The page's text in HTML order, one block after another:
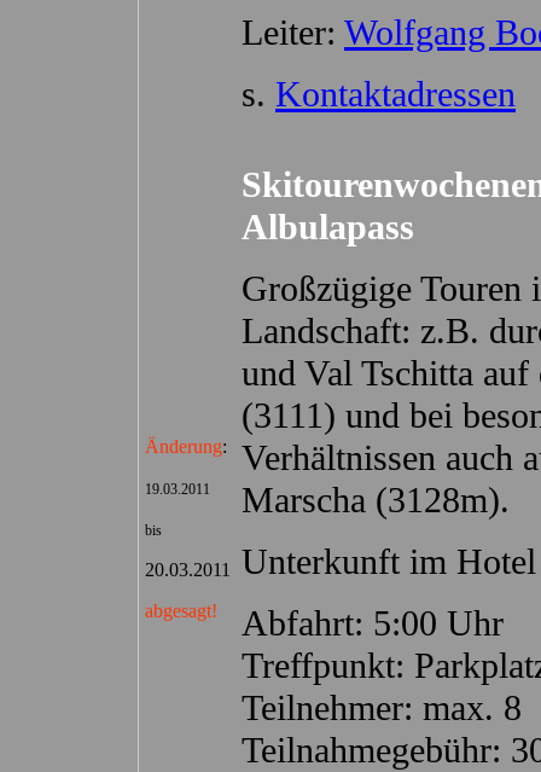
Leiter: Wolfgang
s. Kontaktadressen
Änderung:
19.03.2011
bis
20.03.2011
abgesagt!
Albulapass
Großzügige
Landschaft: z.B.
und Val Tschitta auf
(3111) und bei
Verhältnissen auch
Marscha (3128m).
Unterkunft im
Abfahrt: 5:00 Uhr
Treffpunkt:
Teilnehmer: max. 8
Teilnahmegebühr: